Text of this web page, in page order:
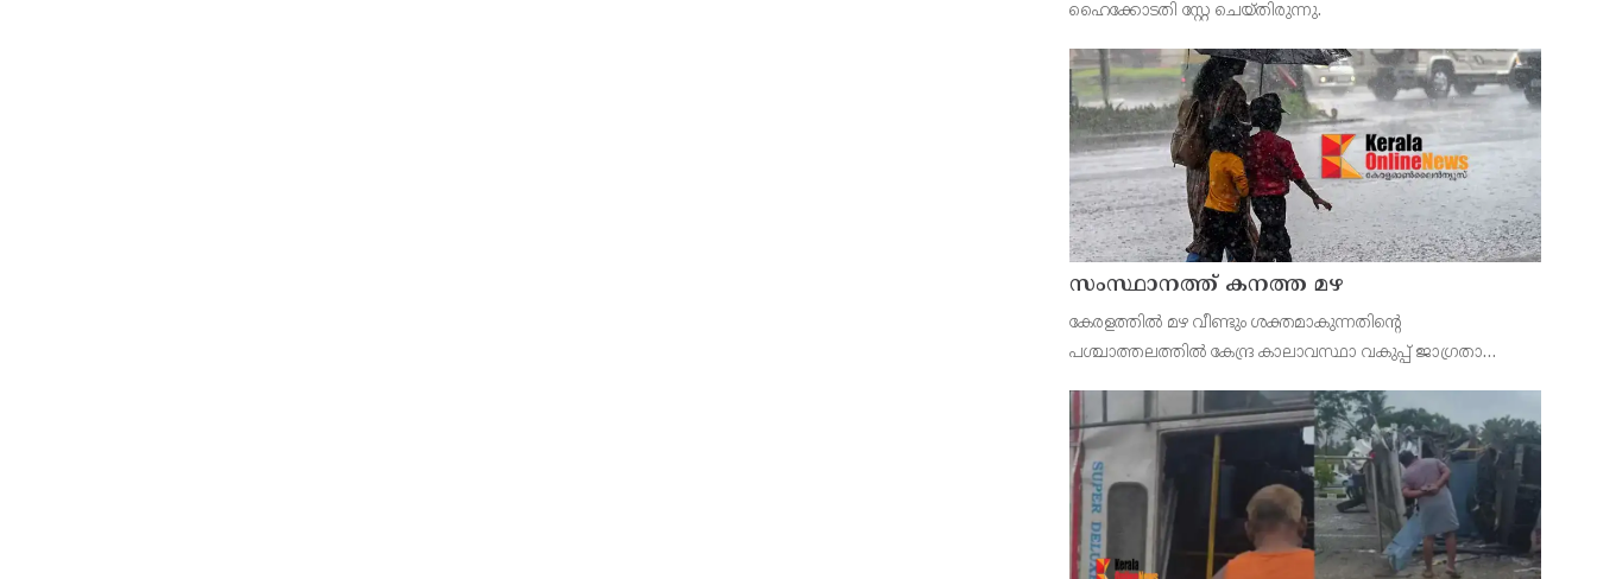
ഹൈക്കോടതി സ്റ്റേ ചെയ്തിരുന്നു.
സംസ്ഥാനത്ത് കനത്ത മഴ
കേരളത്തിൽ മഴ വീണ്ടും ശക്തമാകുന്നതിന്റെ
പശ്ചാത്തലത്തിൽ കേന്ദ്ര കാലാവസ്ഥാ വകുപ്പ് ജാഗ്രതാ
അലർട്ട് പ്രഖ്യാപിച്ച